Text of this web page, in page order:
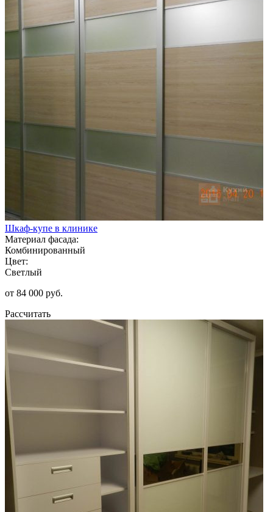
Шкаф-купе в клинике
Материал фасада:
Комбинированный
Цвет:
Светлый
от 84 000 руб.
Рассчитать